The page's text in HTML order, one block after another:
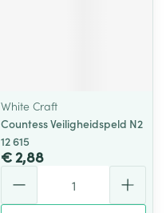
White Craft
Countess Veiligheidspeld N2
12 615
€ 2,88